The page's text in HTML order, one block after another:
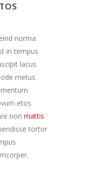
norma
in tempus
lacus
metus.
etos
non mattis
tortor